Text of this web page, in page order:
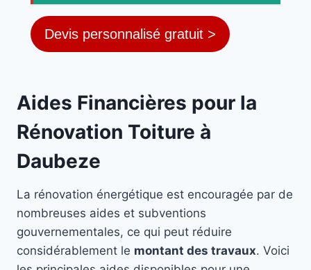
Devis personnalisé gratuit >
Aides Financières pour la
Rénovation Toiture à
Daubeze
La rénovation énergétique est encouragée par de
nombreuses aides et subventions
gouvernementales, ce qui peut réduire
considérablement le montant des travaux. Voici